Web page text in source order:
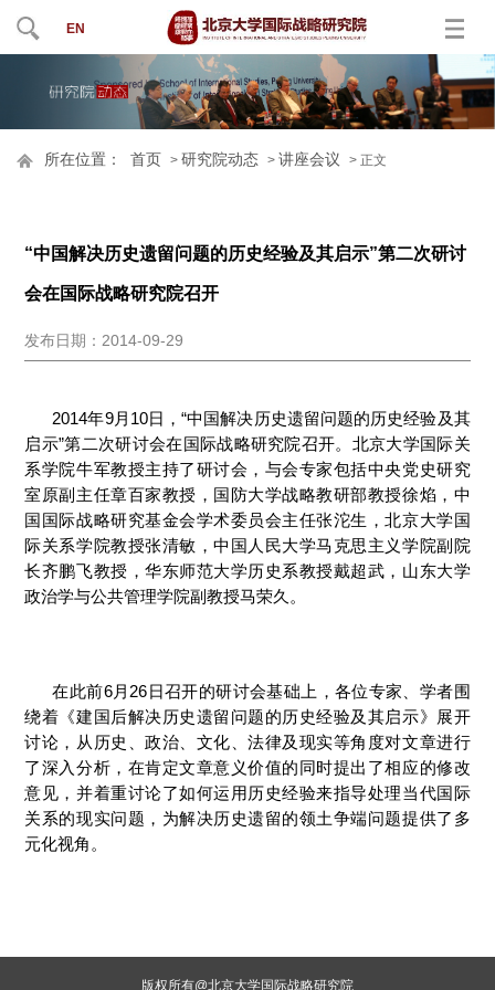
EN
所在位置： 首页 >研究院动态 >讲座会议 > 正文
“中国解决历史遗留问题的历史经验及其启示”第二次研讨
会在国际战略研究院召开
发布日期：2014-09-29
2014年9月10日，“中国解决历史遗留问题的历史经验及其
启示”第二次研讨会在国际战略研究院召开。北京大学国际关
系学院牛军教授主持了研讨会，与会专家包括中央党史研究
室原副主任章百家教授，国防大学战略教研部教授徐焰，中
国国际战略研究基金会学术委员会主任张沱生，北京大学国
际关系学院教授张清敏，中国人民大学马克思主义学院副院
长齐鹏飞教授，华东师范大学历史系教授戴超武，山东大学
政治学与公共管理学院副教授马荣久。
在此前6月26日召开的研讨会基础上，各位专家、学者围
绕着《建国后解决历史遗留问题的历史经验及其启示》展开
讨论，从历史、政治、文化、法律及现实等角度对文章进行
了深入分析，在肯定文章意义价值的同时提出了相应的修改
意见，并着重讨论了如何运用历史经验来指导处理当代国际
关系的现实问题，为解决历史遗留的领土争端问题提供了多
元化视角。
版权所有@北京大学国际战略研究院